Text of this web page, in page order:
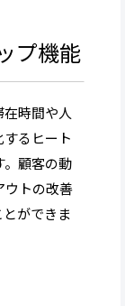
プ機能
時間や人
るヒート
。顧客の動
ウトの改善
ができま